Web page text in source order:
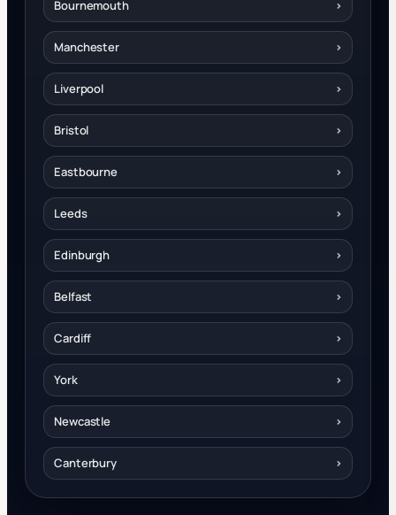
Bournemouth ›
Manchester ›
Liverpool ›
Bristol ›
Eastbourne ›
Leeds ›
Edinburgh ›
Belfast ›
Cardiff ›
York ›
Newcastle ›
Canterbury ›